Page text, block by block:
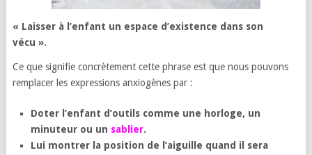
« Laisser à l’enfant un espace d’existence dans son
vécu ».
Ce que signifie concrètement cette phrase est que nous pouvons
remplacer les expressions anxiogènes par :
Doter l’enfant d’outils comme une horloge, un
minuteur ou un sablier.
Lui montrer la position de l’aiguille quand il sera